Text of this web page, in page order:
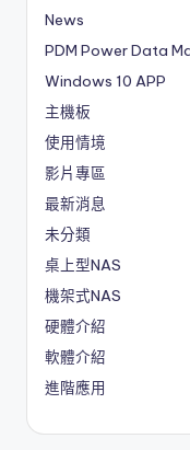
News
PDM Power Data
Windows 10 APP
主機板
使用情境
影片專區
最新消息
未分類
桌上型NAS
機架式NAS
硬體介紹
軟體介紹
進階應用